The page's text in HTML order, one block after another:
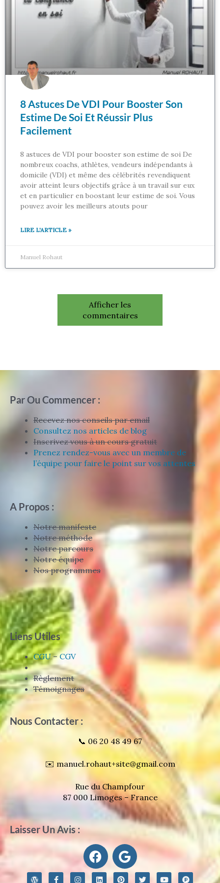
8 Astuces De VDI Pour Booster Son
Estime De Soi Et Réussir Plus
Facilement
8 astuces de VDI pour booster son estime de soi De
nombreux coachs, athlètes, vendeurs indépendants à
domicile (VDI) et même des célébrités revendiquent
avoir atteint leurs objectifs grâce à un travail sur eux
et en particulier en boostant leur estime de soi. Vous
pouvez avoir les meilleurs atouts pour
LIRE L'ARTICLE »
Manuel Rohaut
Afficher les
commentaires
Par Ou Commencer :
Recevez nos conseils par email
Consultez nos articles de blog
Inscrivez vous à un cours gratuit
Prenez rendez-vous avec un membre de
l’équipe pour faire le point sur vos attentes
A Propos :
Notre manifeste
Notre méthode
Notre parcours
Notre équipe
Nos programmes
Liens Utiles
CGU–CGV
Règlement
Témoignages
Nous Contacter :
📞 06 20 48 49 67
✉️ manuel.rohaut+site@gmail.com
Rue du Champfour
87 000 Limoges – France
Laisser Un Avis :
F
a
c
G
o
o
W F I L P T Y P